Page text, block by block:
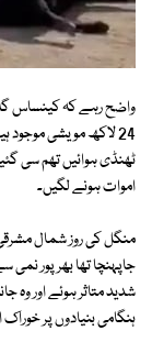
واضح رہے کہ کینساس
24 لاکھ مویشی
ٹھنڈی ہوائیں تھم سی
اموات ہونے لگیں۔
جاپہنچا تھا بھرپور
شدید متاثر ہوئے اور وہ
ہنگامی بنیادوں پر خوراک